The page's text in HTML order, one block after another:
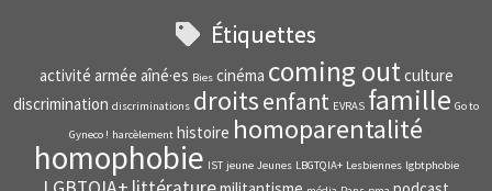
Étiquettes
activité armée aîné·es Bies cinéma coming outculture
discrimination discriminations droitsenfant EVRAS famille Go to
Gyneco ! harcèlement histoire homoparentalité
homophobie IST jeune Jeunes LBGTQIA+ Lesbiennes lgbtphobie